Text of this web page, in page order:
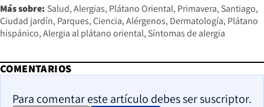
Más sobre: Salud Alergias Plátano Oriental Primavera Santiago
Ciudad jardín Parques Ciencia Alérgenos Dermatología Plátano
hispánico Alergia al plátano oriental Síntomas de alergia
COMENTARIOS
Para comentar este artículo debes ser suscriptor.